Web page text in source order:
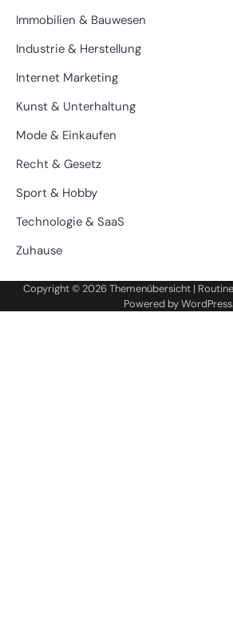
Immobilien & Bauwesen
Industrie & Herstellung
Internet Marketing
Kunst & Unterhaltung
Mode & Einkaufen
Recht & Gesetz
Sport & Hobby
Technologie & SaaS
Zuhause
Copyright © 2026Themenübersicht |
Powered byWordPress.